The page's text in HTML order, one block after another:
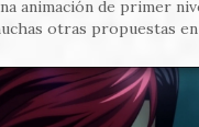
animación de primer
otras propuestas